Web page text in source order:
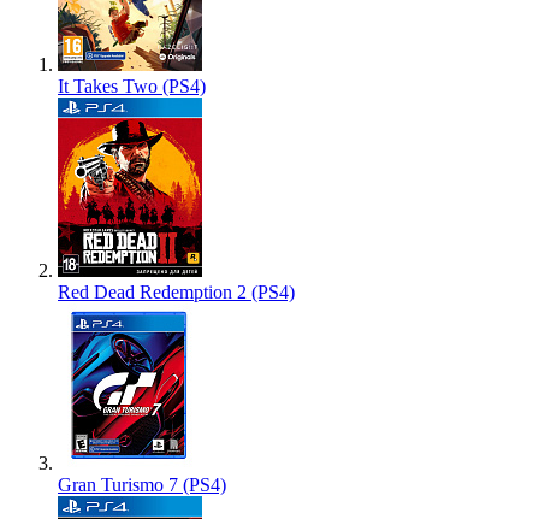
It Takes Two (PS4)
Red Dead Redemption 2 (PS4)
Gran Turismo 7 (PS4)